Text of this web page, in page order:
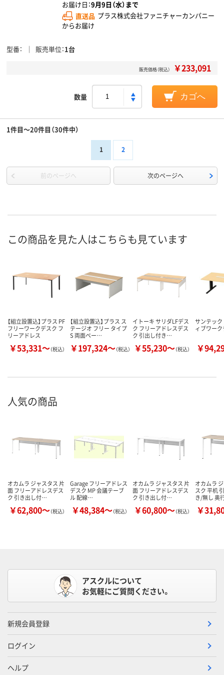
お届け日：9月9日（水）まで
直送品 プラス株式会社ファニチャーカンパニー
からお届け
型番 販売単位 1台
販売価格（税込） ￥233,091
数量 カゴへ
1件目～20件目（30件中）
1 2
前のページへ 次のページへ
この商品を見た人はこちらも見ています
【組立設置込】プラス PF
フリーワークデスク フ
リーアドレス
￥53,331～（税込）
【組立設置込】プラス ス
テージオ フリー タイプ
S 両面ベー…
￥197,324～（税込）
イトーキ サリダLFデス
ク フリーアドレスデス
ク 引出し付き…
￥55,230～（税込）
サンテッ
ィブワー
￥
人気の商品
オカムラ ジャスタス 片
面 フリーアドレスデス
ク 引き出し付…
￥62,800～（税込）
Garage フリーアドレス
デスク MP 会議テーブ
ル 配線…
￥48,384～（税込）
オカムラ ジャスタス 片
面 フリーアドレスデス
ク 引き出し付…
￥60,800～（税込）
オカムラ
スク 平机
き/無し 奥
￥
アスクルについて
お気軽にご質問ください。
新規会員登録
ログイン
ヘルプ